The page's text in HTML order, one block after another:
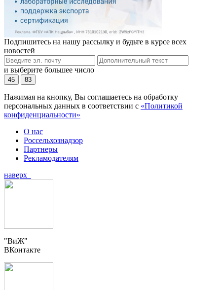
Подпишитесь на нашу рассылку и будьте в курсе всех
новостей
и выберите большее число
45 83
Нажимая на кнопку, Вы соглашаетесь на обработку
персональных данных в соответствии с «Политикой
конфиденциальности»
О нас
Россельхознадзор
Партнеры
Рекламодателям
наверх
"ВиЖ"
ВКонтакте